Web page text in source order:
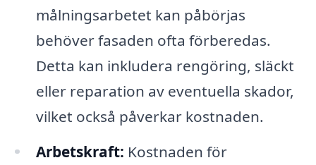
målningsarbetet kan påbörjas
behöver fasaden ofta förberedas.
Detta kan inkludera rengöring, släckt
eller reparation av eventuella skador,
vilket också påverkar kostnaden.
Arbetskraft: Kostnaden för